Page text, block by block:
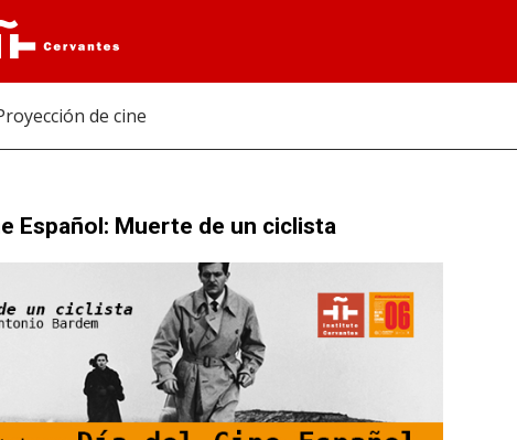
de cine
Español: Muerte de un ciclista